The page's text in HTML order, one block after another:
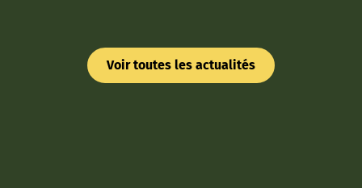
Voir toutes les actualités